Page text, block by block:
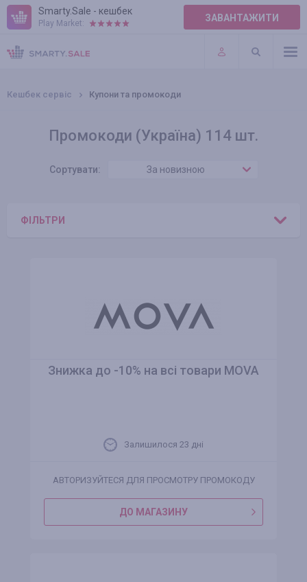
Smarty.Sale - кешбек
Play Market: ЗАВАНТАЖИТИ
ПРАВИЛА
ПЛАГІНИ
Кешбек сервіс Купони та промокоди
Промокоди (Україна) 114 шт.
Сортувати: За новизною
ФІЛЬТРИ
Знижка до -10% на всі товари MOVA
Залишилося 23 днi
АВТОРИЗУЙТЕСЯ ДЛЯ ПРОСМОТРУ ПРОМОКОДУ
ДО МАГАЗИНУ